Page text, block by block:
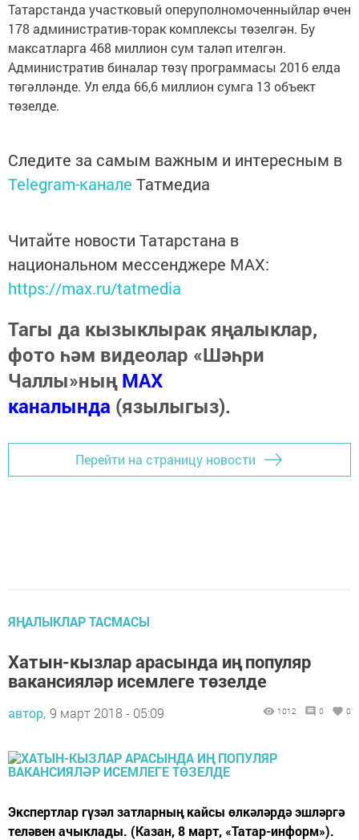
Татарстанда участковый оперуполномоченныйлар өчен
178 административ-торак комплексы төзелгән. Бу
максатларга 468 миллион сум таләп ителгән.
Административ биналар төзү программасы 2016 елда
төгәлләнде. Ул елда 66,6 миллион сумга 13 объект
төзелде.
Следите за самым важным и интересным в
Telegram-канале Татмедиа
Читайте новости Татарстана в
национальном мессенджере MАХ:
https://max.ru/tatmedia
Тагы да кызыклырак яңалыклар,
фото һәм видеолар «Шәһри
Чаллы»ныңMAX
каналында (язылыгыз).
Перейти на страницу новости
ЯҢАЛЫКЛАР ТАСМАСЫ
Хатын-кызлар арасында иң популяр
вакансияләр исемлеге төзелде
автор, 9 март 2018 - 05:09 1012 0 0
Экспертлар гүзәл затларның кайсы өлкәләрдә эшләргә
теләвен ачыклады. (Казан, 8 март, «Татар-информ»).